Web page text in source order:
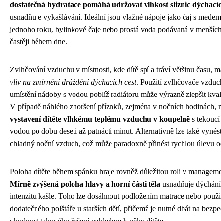
dostatečná hydratace pomáhá udržovat vlhkost sliznic
usnadňuje vykašlávání. Ideální jsou vlažné nápoje jako čaj s
jednoho roku, bylinkové čaje nebo prostá voda podávaná v
častěji během dne.
Zvlhčování vzduchu v místnosti, kde dítě spí a tráví většinu času,
vliv na zmírnění dráždění dýchacích cest. Použití zvlhčovače
umístění nádoby s vodou poblíž radiátoru může výrazně zlepšit
V případě náhlého zhoršení příznků, zejména v nočních hodinách,
vystavení dítěte vlhkému teplému vzduchu v koupelně s
vodou po dobu deseti až patnácti minut. Alternativně lze také
chladný noční vzduch, což může paradoxně přinést rychlou úlevu
Poloha dítěte během spánku hraje rovněž důležitou roli v
Mírně zvýšená poloha hlavy a horní části těla usnadňuje
intenzitu kašle. Toho lze dosáhnout podložením matrace nebo
dodatečného polštáře u starších dětí, přičemž je nutné dbát na